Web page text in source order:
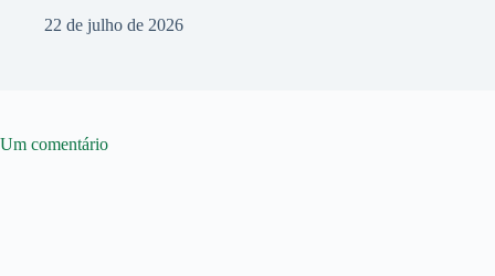
22 de julho de 2026
Um comentário